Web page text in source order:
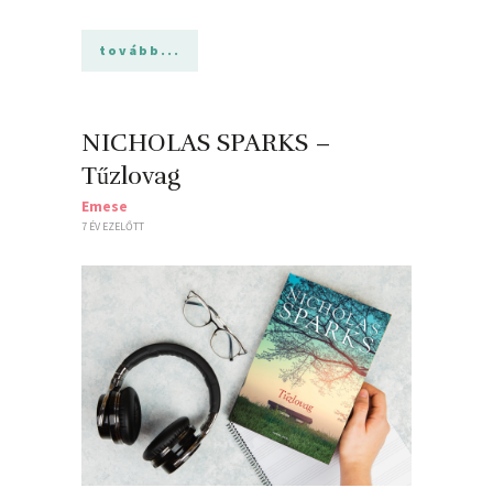
tovább...
NICHOLAS SPARKS –
Tűzlovag
Emese
7 ÉV EZELŐTT